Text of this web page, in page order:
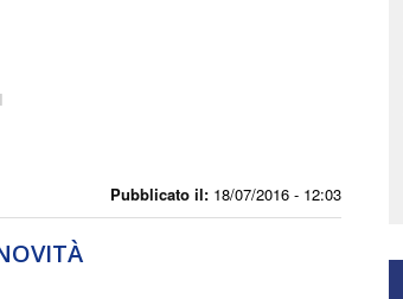
Pubblicato il: 18/07/2016 - 12:03